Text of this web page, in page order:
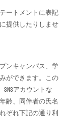
ートメントに表記
提供したりしませ
ンキャンパス、学
ができます。この
アカウントな
齢、同伴者の氏名
ぞれ下記の通り利